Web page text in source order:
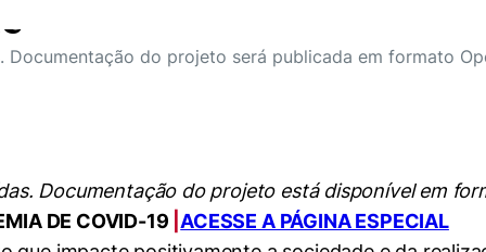
do projeto será publicada em formato
Documentação do projeto está disponível em
DE COVID-19 ACESSE A PÁGINA ESPECIAL